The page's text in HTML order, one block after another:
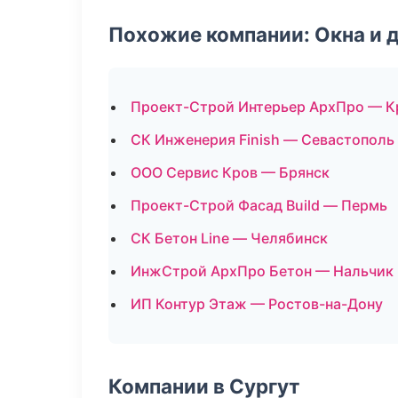
Похожие компании: Окна и
Проект-Строй Интерьер АрхПро —
СК Инженерия Finish — Севастополь
ООО Сервис Кров — Брянск
Проект-Строй Фасад Build — Пермь
СК Бетон Line — Челябинск
ИнжСтрой АрхПро Бетон — Нальчик
ИП Контур Этаж — Ростов-на-Дону
Компании в Сургут